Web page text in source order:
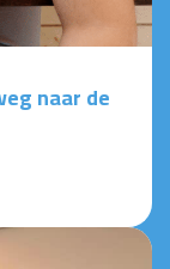
naar de